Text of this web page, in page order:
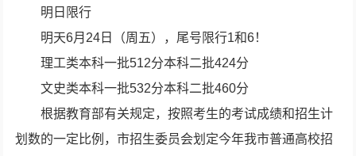
明日限行
明天6月24日（周五），尾号限行1和6！
理工类本科一批512分本科二批424分
文史类本科一批532分本科二批460分
根据教育部有关规定，按照考生的考试成绩和招生计
划数的一定比例，市招生委员会划定今年我市普通高校招